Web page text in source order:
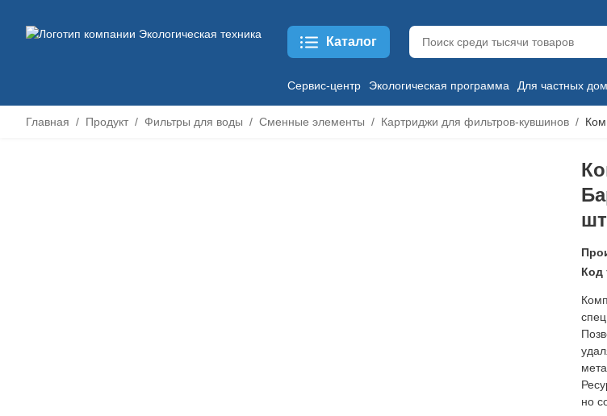
Каталог
Сервис-центр Экологическая программа Для частных
Главная Продукт Фильтры для воды Сменные элементы Картриджи для фильтров-кувшинов
Код
но